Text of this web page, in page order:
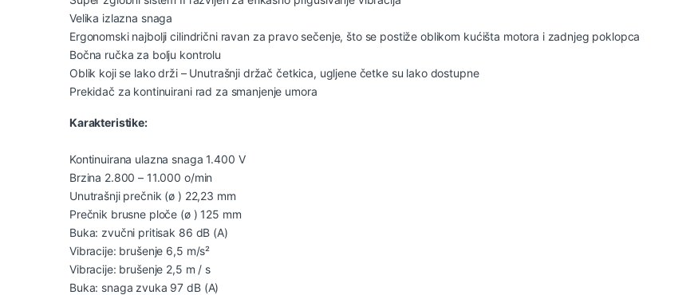
Velika izlazna snaga
Ergonomski najbolji cilindrični ravan za pravo sečenje, što se postiže oblikom kućišta motora i zadnjeg poklopca
Bočna ručka za bolju kontrolu
Oblik koji se lako drži – Unutrašnji držač četkica, ugljene četke su lako dostupne
Prekidač za kontinuirani rad za smanjenje umora
Karakteristike:
Kontinuirana ulazna snaga 1.400 V
Brzina 2.800 – 11.000 o/min
Unutrašnji prečnik (ø ) 22,23 mm
Prečnik brusne ploče (ø ) 125 mm
Buka: zvučni pritisak 86 dB (A)
Vibracije: brušenje 6,5 m/s²
Vibracije: brušenje 2,5 m / s
Buka: snaga zvuka 97 dB (A)